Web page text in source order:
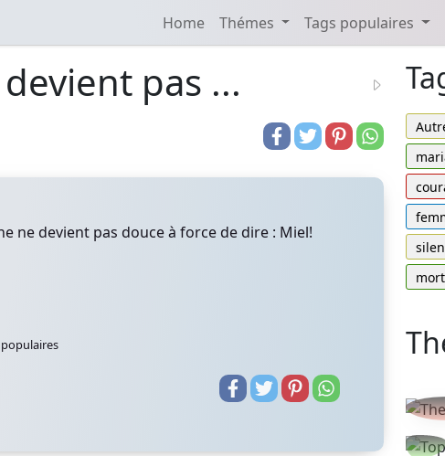
Home Thémes Tags populaires
pas ...
ne devient pas douce à force de dire : Miel!
mort